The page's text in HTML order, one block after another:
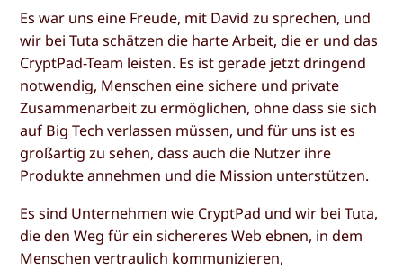
Es war uns eine Freude, mit David zu sprechen, und
wir bei Tuta schätzen die harte Arbeit, die er und das
CryptPad-Team leisten. Es ist gerade jetzt dringend
notwendig, Menschen eine sichere und private
Zusammenarbeit zu ermöglichen, ohne dass sie sich
auf Big Tech verlassen müssen, und für uns ist es
großartig zu sehen, dass auch die Nutzer ihre
Produkte annehmen und die Mission unterstützen.
Es sind Unternehmen wie CryptPad und wir bei Tuta,
die den Weg für ein sichereres Web ebnen, in dem
Menschen vertraulich kommunizieren,